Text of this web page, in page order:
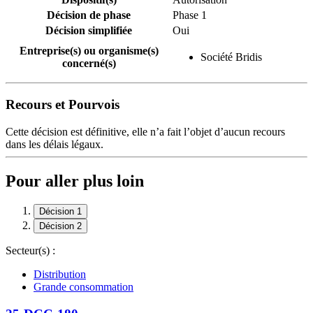
Décision de phase
Phase 1
Décision simplifiée
Oui
Entreprise(s) ou organisme(s)
concerné(s)
Société Bridis
Recours et Pourvois
Cette décision est définitive, elle n’a fait l’objet d’aucun recours
dans les délais légaux.
Pour aller plus loin
Décision 1
Décision 2
Secteur(s) :
Distribution
Grande consommation